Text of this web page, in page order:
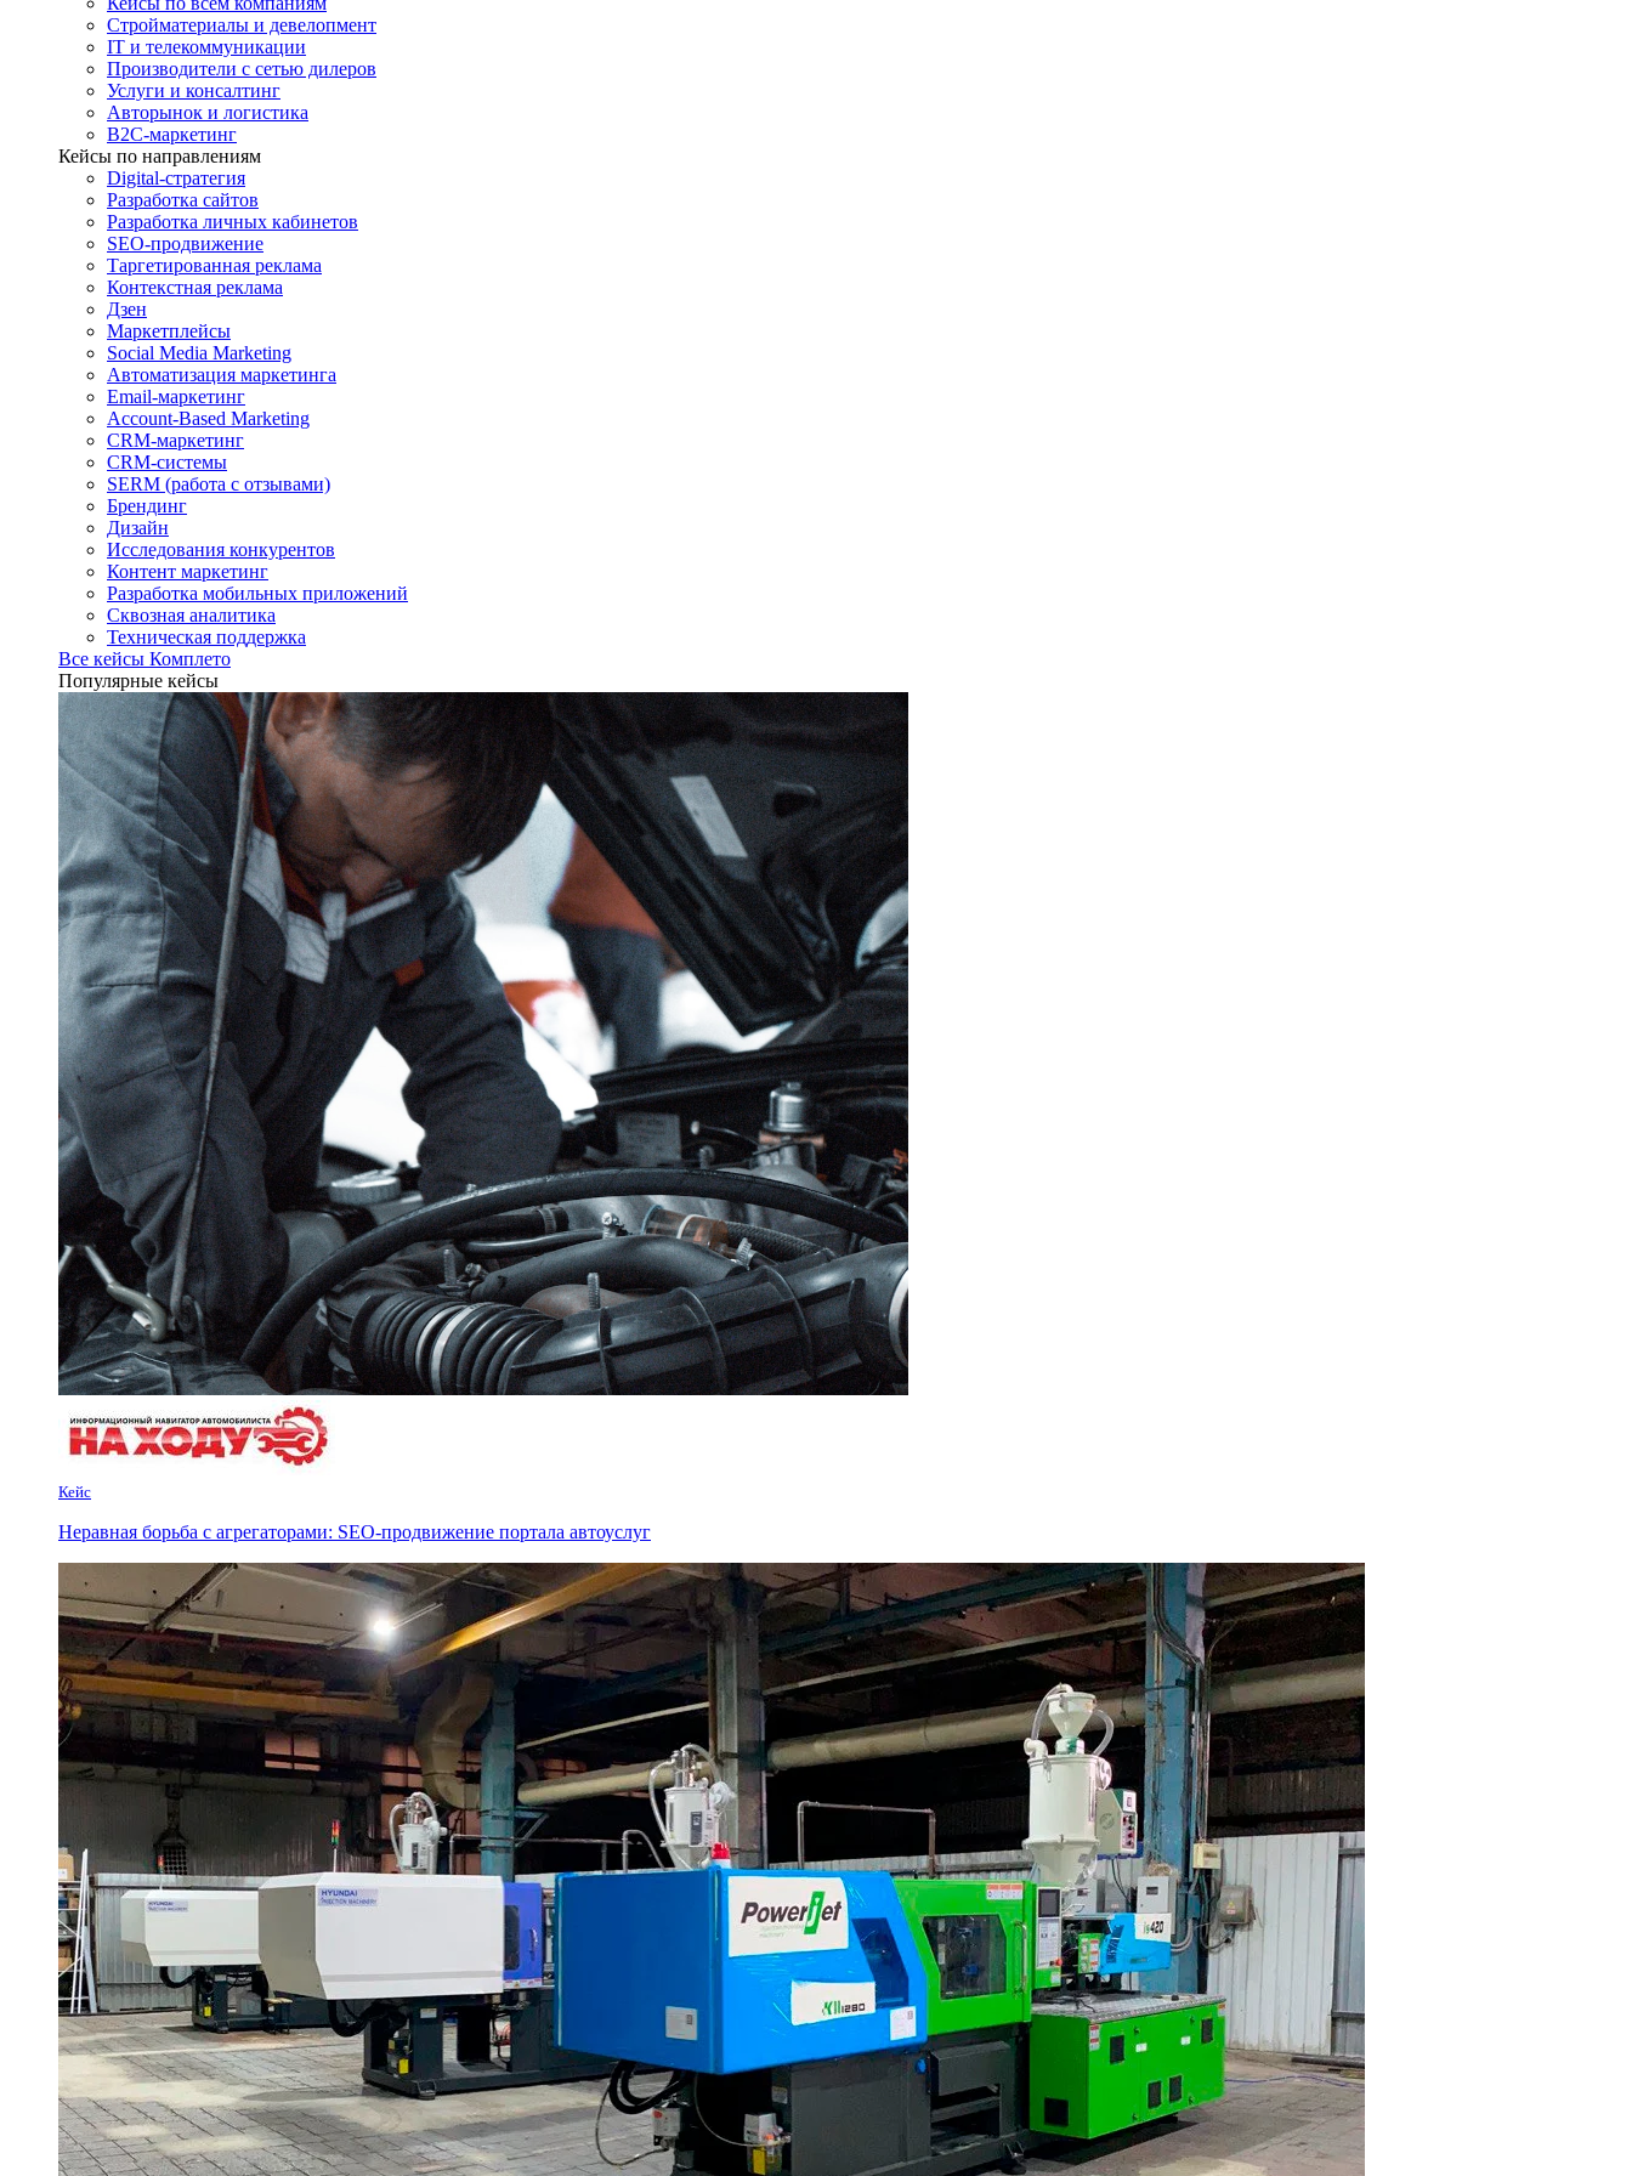
Стройматериалы и девелопмент
IT и телекоммуникации
Производители с сетью дилеров
Услуги и консалтинг
Авторынок и логистика
B2С-маркетинг
Кейсы по направлениям
Digital-стратегия
Разработка сайтов
Разработка личных кабинетов
SEO-продвижение
Таргетированная реклама
Контекстная реклама
Дзен
Маркетплейсы
Social Media Marketing
Автоматизация маркетинга
Email-маркетинг
Account-Based Marketing
CRM-маркетинг
CRM-системы
SERM (работа с отзывами)
Брендинг
Дизайн
Исследования конкурентов
Контент маркетинг
Разработка мобильных приложений
Сквозная аналитика
Техническая поддержка
Все кейсы Комплето
Популярные кейсы
Кейс
Неравная борьба с агрегаторами: SEO-продвижение портала автоуслуг